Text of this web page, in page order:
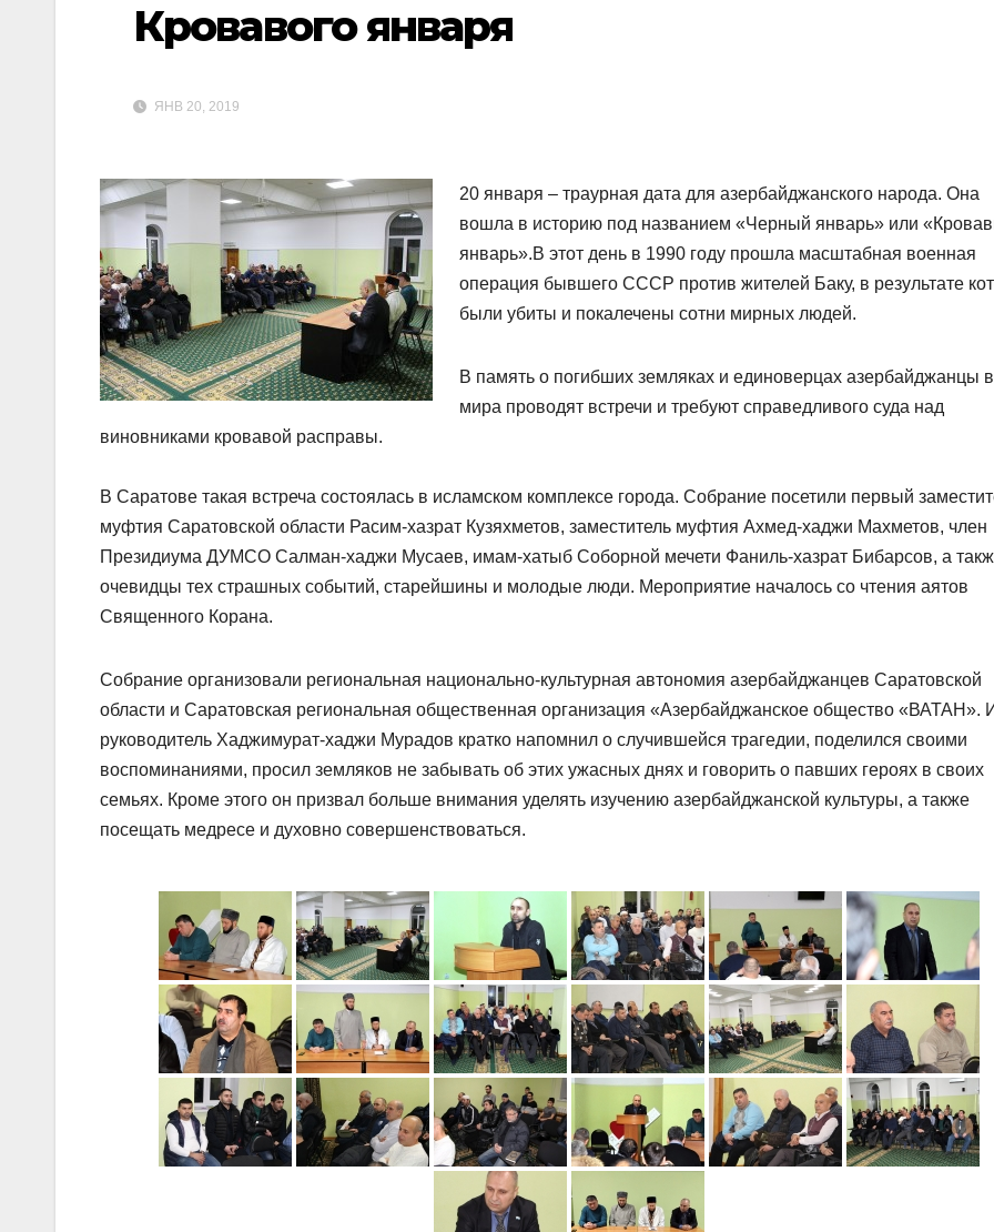
Кровавого января
ЯНВ 20, 2019
20 января – траурная дата для азербайджанского народа. Она
вошла в историю под названием «Черный январь» или
январь».В этот день в 1990 году прошла масштабная военная
операция бывшего СССР против жителей Баку, в результате
были убиты и покалечены сотни мирных людей.
В память о погибших земляках и единоверцах азербайджанцы
мира проводят встречи и требуют справедливого суда над
виновниками кровавой расправы.
В Саратове такая встреча состоялась в исламском комплексе города. Собрание посетили первый
муфтия Саратовской области Расим-хазрат Кузяхметов, заместитель муфтия Ахмед-хаджи Махметов, член
Президиума ДУМСО Салман-хаджи Мусаев, имам-хатыб Соборной мечети Фаниль-хазрат Бибарсов, а
очевидцы тех страшных событий, старейшины и молодые люди. Мероприятие началось со чтения аятов
Священного Корана.
Собрание организовали региональная национально-культурная автономия азербайджанцев Саратовской
области и Саратовская региональная общественная организация «Азербайджанское общество «ВАТАН».
руководитель Хаджимурат-хаджи Мурадов кратко напомнил о случившейся трагедии, поделился своими
воспоминаниями, просил земляков не забывать об этих ужасных днях и говорить о павших героях в своих
семьях. Кроме этого он призвал больше внимания уделять изучению азербайджанской культуры, а также
посещать медресе и духовно совершенствоваться.